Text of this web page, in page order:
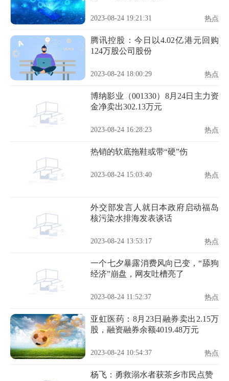
2023-08-24 19:21:31 热点
腾讯控股：今日以4.02亿港元回购
124万股公司股份
2023-08-24 18:00:29 热点
博纳影业（001330）8月24日主力资
金净卖出302.13万元
2023-08-24 16:28:23 热点
热销的软底拖鞋或带“硬”伤
2023-08-24 15:03:40 热点
外交部发言人就日本政府启动福岛
核污染水排海发表谈话
2023-08-24 13:53:17 热点
一个七夕暴露消费风向已变，“舔狗
经济”崩盘，网友吐槽亮了
2023-08-24 11:52:37 热点
亚虹医药：8月23日融券卖出2.15万
股，融资融券余额4019.48万元
2023-08-24 10:54:37 热点
杨飞：勇救溺水者获茶乡市民点赞